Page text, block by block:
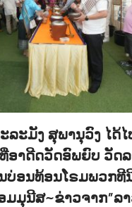
ລະມັງ ສຸພານຸວົງ ໄດ້
ອາດີດວັດອົພຍົບ ວັດ
ບ່ອນທ້ອນໂຣມພວກ
ມມຸນີສ~ຂ່າວຈາກ”ລ